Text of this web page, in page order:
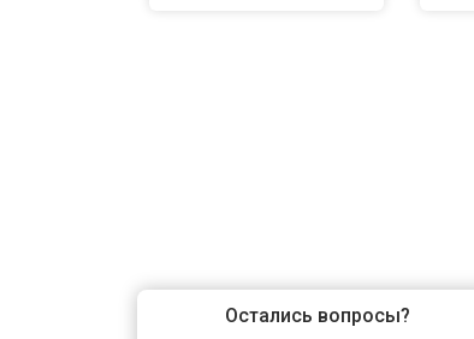
Остались вопросы?